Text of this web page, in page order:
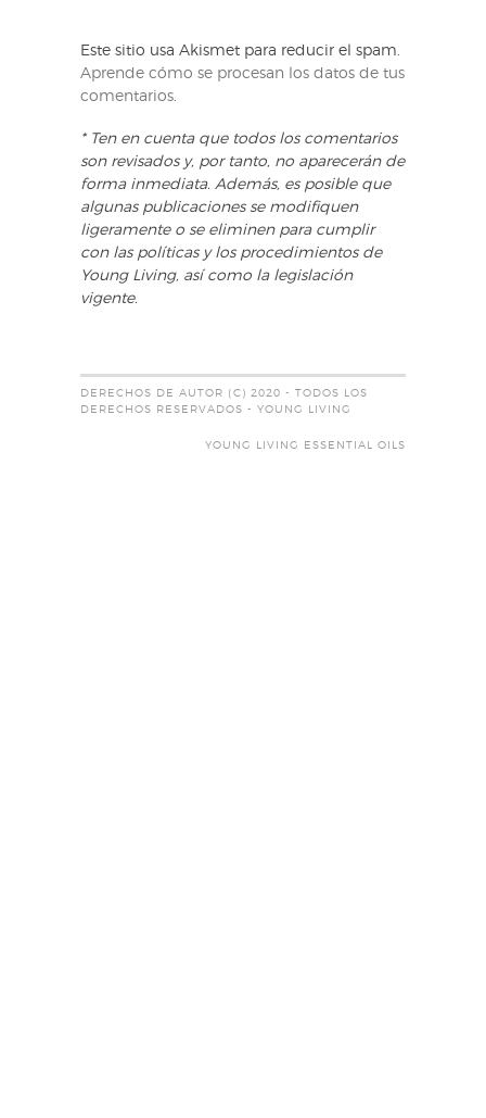
Este sitio usa Akismet para reducir el spam.
Aprende cómo se procesan los datos de tus
comentarios.
* Ten en cuenta que todos los comentarios
son revisados y, por tanto, no aparecerán de
forma inmediata. Además, es posible que
algunas publicaciones se modifiquen
ligeramente o se eliminen para cumplir
con las políticas y los procedimientos de
Young Living, así como la legislación
vigente.
DERECHOS DE AUTOR (C) 2020 - TODOS LOS
DERECHOS RESERVADOS - YOUNG LIVING
YOUNG LIVING ESSENTIAL OILS